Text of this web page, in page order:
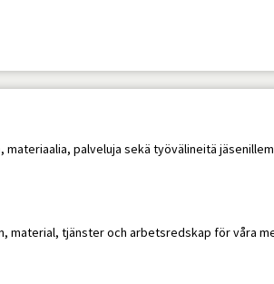
palveluja sekä työvälineitä
tjänster och arbetsredskap för våra